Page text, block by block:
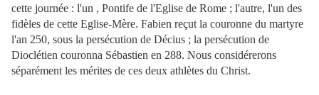
cette journée : l'un , Pontife de l'Eglise de Rome ; l'autre, l'un des
fidèles de cette Eglise-Mère. Fabien reçut la couronne du martyre
l'an 250, sous la persécution de Décius ; la persécution de
Dioclétien couronna Sébastien en 288. Nous considérerons
séparément les mérites de ces deux athlètes du Christ.